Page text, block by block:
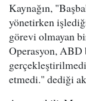
Kaynağın,
yönetirken
görevi olmayan
Operasyon, ABD
etmedi." dediği